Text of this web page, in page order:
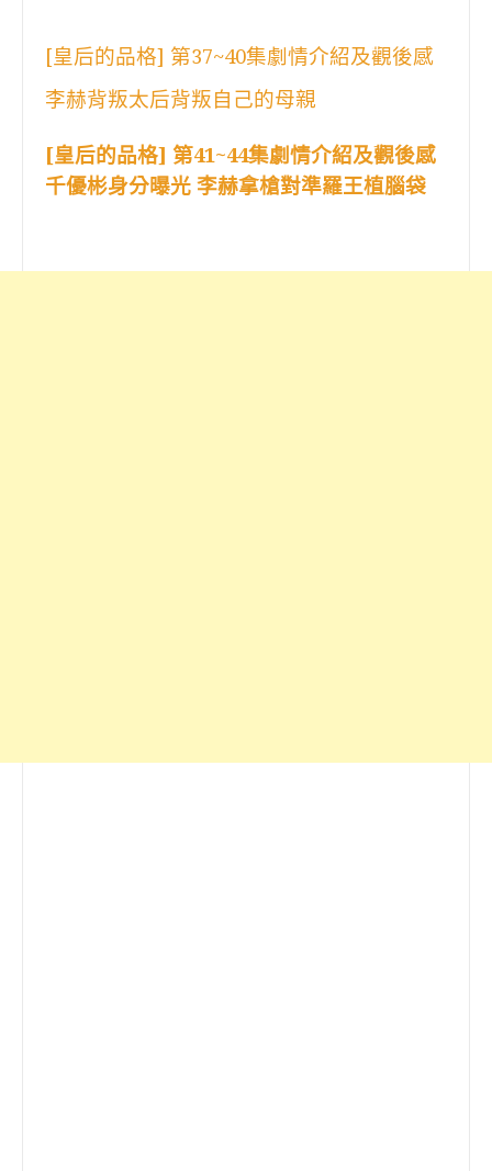
[皇后的品格] 第37~40集劇情介紹及觀後感
李赫背叛太后背叛自己的母親
[皇后的品格] 第41~44集劇情介紹及觀後感
千優彬身分曝光 李赫拿槍對準羅王植腦袋